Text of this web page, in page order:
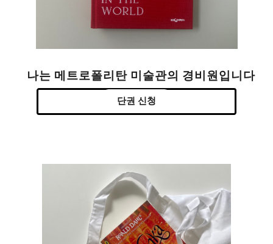
나는 메트로폴리탄 미술관의 경비원입니다
단권 신청